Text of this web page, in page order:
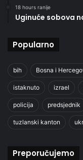
18 hours ranije
Uginuće sobova
Popularno
bih Bosna i
istaknuto izrael
policija predsjednik
tuzlanski kanton
Preporučujemo